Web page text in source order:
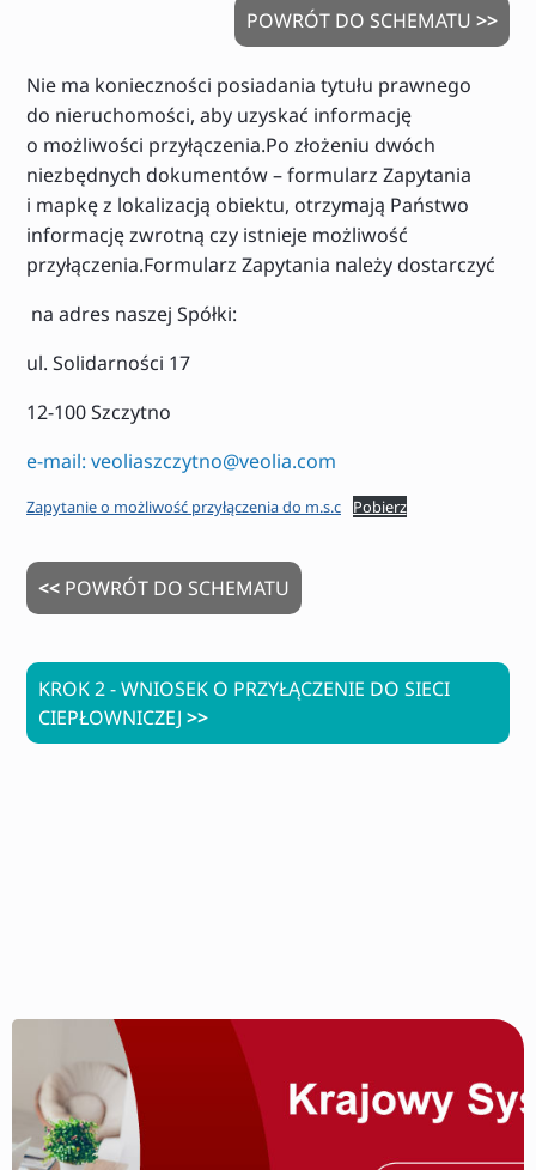
POWRÓT DO SCHEMATU >>
Nie ma konieczności posiadania tytułu prawnego
do nieruchomości, aby uzyskać informację
o możliwości przyłączenia.Po złożeniu dwóch
niezbędnych dokumentów – formularz Zapytania
i mapkę z lokalizacją obiektu, otrzymają Państwo
informację zwrotną czy istnieje możliwość
przyłączenia.Formularz Zapytania należy dostarczyć
na adres naszej Spółki:
ul. Solidarności 17
12-100 Szczytno
e-mail: veoliaszczytno@veolia.com
Zapytanie o możliwość przyłączenia do m.s.c Pobierz
<< POWRÓT DO SCHEMATU
KROK 2 - WNIOSEK O PRZYŁĄCZENIE DO SIECI
CIEPŁOWNICZEJ >>